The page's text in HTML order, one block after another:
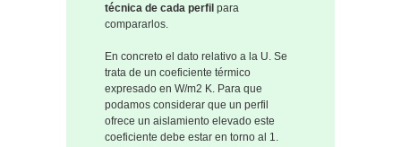
técnica de cada perfil para
compararlos.
En concreto el dato relativo a la U. Se
trata de un coeficiente térmico
expresado en W/m2 K. Para que
podamos considerar que un perfil
ofrece un aislamiento elevado este
coeficiente debe estar en torno al 1.